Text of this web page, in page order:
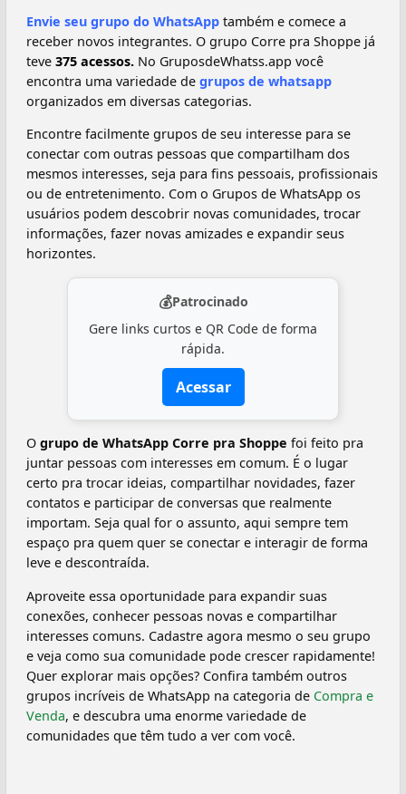
Envie seu grupo do WhatsApp também e comece a
receber novos integrantes. O grupo Corre pra Shoppe já
teve 375 acessos. No GruposdeWhatss.app você
encontra uma variedade de grupos de whatsapp
organizados em diversas categorias.
Encontre facilmente grupos de seu interesse para se
conectar com outras pessoas que compartilham dos
mesmos interesses, seja para fins pessoais, profissionais
ou de entretenimento. Com o Grupos de WhatsApp os
usuários podem descobrir novas comunidades, trocar
informações, fazer novas amizades e expandir seus
horizontes.
💰Patrocinado
Gere links curtos e QR Code de forma
rápida.
Acessar
O grupo de WhatsApp Corre pra Shoppe foi feito pra
juntar pessoas com interesses em comum. É o lugar
certo pra trocar ideias, compartilhar novidades, fazer
contatos e participar de conversas que realmente
importam. Seja qual for o assunto, aqui sempre tem
espaço pra quem quer se conectar e interagir de forma
leve e descontraída.
Aproveite essa oportunidade para expandir suas
conexões, conhecer pessoas novas e compartilhar
interesses comuns. Cadastre agora mesmo o seu grupo
e veja como sua comunidade pode crescer rapidamente!
Quer explorar mais opções? Confira também outros
grupos incríveis de WhatsApp na categoria de Compra e
Venda, e descubra uma enorme variedade de
comunidades que têm tudo a ver com você.